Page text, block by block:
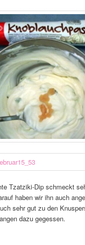
Tzatziki-Dip schmeckt
haben wir ihn auch
sehr gut zu den
dazu gegessen.